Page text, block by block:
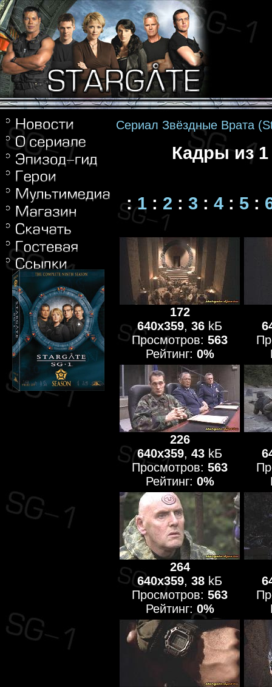
Сериал Звёздные Врата
Кадры из 1
:1: 2 : 3 : 4: 5:
172
640x359, 36 kБ
Просмотров: 563
Рейтинг: 0%
226
640x359, 43 kБ
Просмотров: 563
Рейтинг: 0%
264
640x359, 38 kБ
Просмотров: 563
Рейтинг: 0%